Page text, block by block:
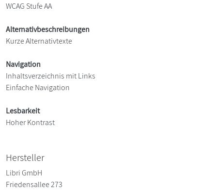
WCAG Stufe AA
Alternativbeschreibungen
Kurze Alternativtexte
Navigation
Inhaltsverzeichnis mit Links
Einfache Navigation
Lesbarkeit
Hoher Kontrast
Hersteller
Libri GmbH
Friedensallee 273